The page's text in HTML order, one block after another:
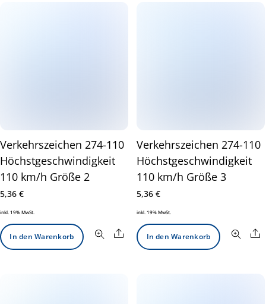
Verkehrszeichen 274-110
Höchstgeschwindigkeit
110 km/h Größe 2
5,36 €
inkl. 19% MwSt.
In den Warenkorb Share
Verkehrszeichen 274-110
Höchstgeschwindigkeit
110 km/h Größe 3
5,36€
inkl. 19% MwSt.
In den Warenkorb